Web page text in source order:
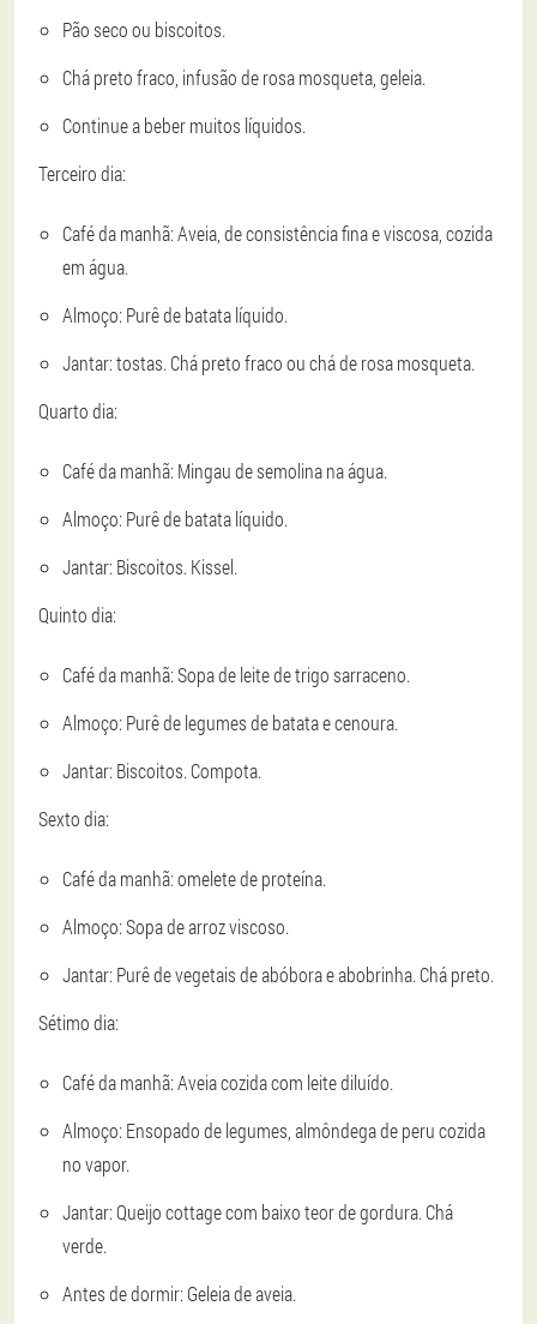
Pão seco ou biscoitos.
Chá preto fraco, infusão de rosa mosqueta, geleia.
Continue a beber muitos líquidos.
Terceiro dia:
Café da manhã: Aveia, de consistência fina e viscosa, cozida
em água.
Almoço: Purê de batata líquido.
Jantar: tostas. Chá preto fraco ou chá de rosa mosqueta.
Quarto dia:
Café da manhã: Mingau de semolina na água.
Almoço: Purê de batata líquido.
Jantar: Biscoitos. Kissel.
Quinto dia:
Café da manhã: Sopa de leite de trigo sarraceno.
Almoço: Purê de legumes de batata e cenoura.
Jantar: Biscoitos. Compota.
Sexto dia:
Café da manhã: omelete de proteína.
Almoço: Sopa de arroz viscoso.
Jantar: Purê de vegetais de abóbora e abobrinha. Chá preto.
Sétimo dia:
Café da manhã: Aveia cozida com leite diluído.
Almoço: Ensopado de legumes, almôndega de peru cozida
no vapor.
Jantar: Queijo cottage com baixo teor de gordura. Chá
verde.
Antes de dormir: Geleia de aveia.